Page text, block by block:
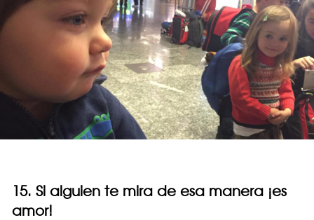
15. Si alguien te mira de esa manera ¡es
amor!